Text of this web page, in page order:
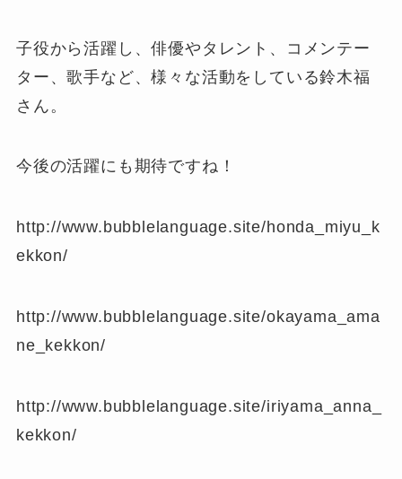
子役から活躍し、俳優やタレント、コメンテー
ター、歌手など、様々な活動をしている鈴木福
さん。
今後の活躍にも期待ですね！
http://www.bubblelanguage.site/honda_miyu_k
ekkon/
http://www.bubblelanguage.site/okayama_ama
ne_kekkon/
http://www.bubblelanguage.site/iriyama_anna_
kekkon/